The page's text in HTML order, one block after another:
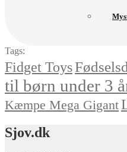
Tags:
Fidget Toys
til børn under 3
Kæmpe Mega Gigant
Sjov.dk